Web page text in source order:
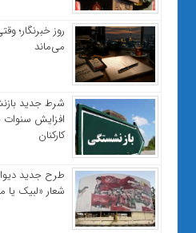
روز خبرنگار؛
می‌ماند
شرط جدید
افزایش
کارکنان
طرح جدید
شعار «لبیک